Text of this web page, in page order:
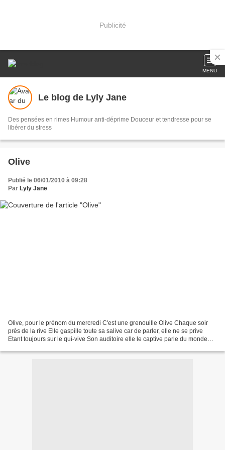
Publicité
MENU
Le blog de Lyly Jane
Des pensées en rimes Humour anti-déprime Douceur et tendresse pour se
libérer du stress
Olive
Publié le 06/01/2010 à 09:28
Par Lyly Jane
Olive, pour le prénom du mercredi C'est une grenouille Olive Chaque soir
près de la rive Elle gaspille toute sa salive car de parler, elle ne se prive
Etant toujours sur le qui-vive Son auditoire elle le captive parle du monde